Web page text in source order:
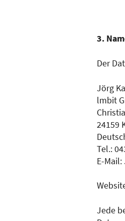
3.
Der
Jörg
lmbit
24159
Tel.:
E-
Jede